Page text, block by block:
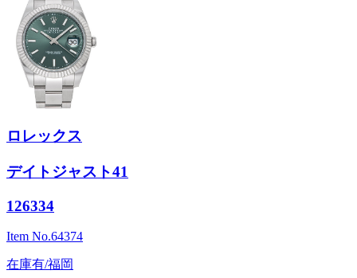
ロレックス
デイトジャスト41
126334
Item No.64374
在庫有/福岡